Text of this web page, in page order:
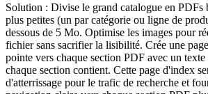
Solution : Divise le grand catalogue en PDFs
plus petites (un par catégorie ou ligne de
dessous de 5 Mo. Optimise les images pour
fichier sans sacrifier la lisibilité. Crée une
pointe vers chaque section PDF avec un
chaque section contient. Cette page d'index
d'atterrissage pour le trafic de recherche et